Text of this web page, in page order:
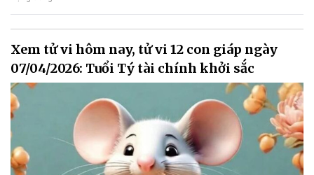
Xem tử vi hôm nay, tử vi 12 con giáp ngày
07/04/2026: Tuổi Tý tài chính khởi sắc